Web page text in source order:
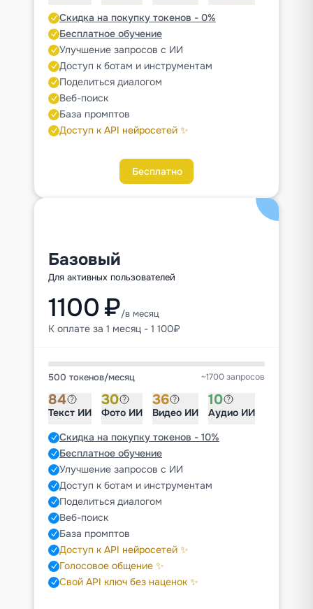
Скидка на покупку токенов - 0%
Бесплатное обучение
Улучшение запросов с ИИ
Доступ к ботам и инструментам
Поделиться диалогом
Веб-поиск
База промптов
Доступ к API нейросетей ✨
Бесплатно
Базовый
Для активных пользователей
1100 ₽/в месяц
К оплате за 1 месяц - 1 100₽
500 токенов/месяц ~1700 запросов
84
Текст ИИ
30
Фото ИИ
36
Видео ИИ
10
Аудио ИИ
Скидка на покупку токенов - 10%
Бесплатное обучение
Улучшение запросов с ИИ
Доступ к ботам и инструментам
Поделиться диалогом
Веб-поиск
База промптов
Доступ к API нейросетей ✨
Голосовое общение ✨
Свой API ключ без наценок ✨